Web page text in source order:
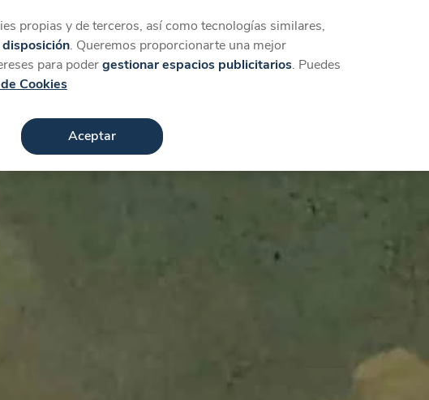
Iniciar sesión Crear cuenta
propias y de terceros, así como tecnologías similares,
. Queremos proporcionarte una mejor
para podergestionar espacios publicitarios. Puedes
Cookies
Aceptar